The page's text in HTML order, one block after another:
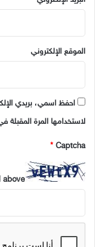
الموقع الإلكتروني
احفظ اسمي، بريدي
لاستخدامها المرة المقبلة
Captcha
*